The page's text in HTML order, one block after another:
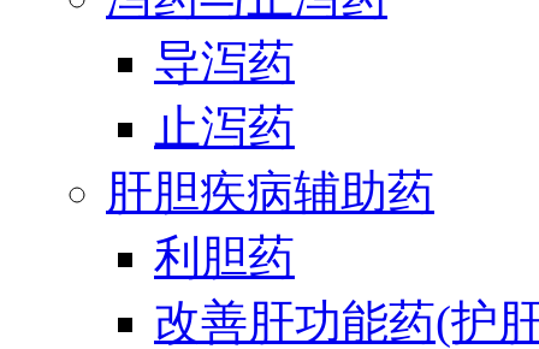
导泻药
止泻药
肝胆疾病辅助药
利胆药
改善肝功能药(护